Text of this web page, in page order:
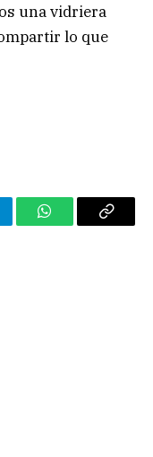
una vidriera
lo que
WhatsAppCopy